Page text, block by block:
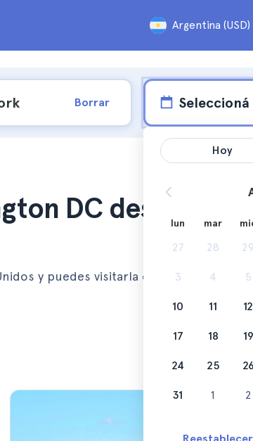
Argentina (USD)
Borrar
DC desde
y puedes visitarla en tan solo
Hoy
lun mar
27 28 29
3 4 5
10 11 12
17 18 19
24 25 26
31 1 2